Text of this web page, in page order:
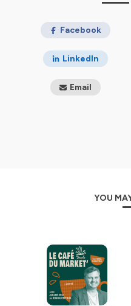
c'est offert par la maison
Tu aimes Marketing
nouveau podcast
Plus d'informations et de
😉
lead gen, relations
marketing, branding,
landing page,
influence marketing, etc.
Hébergé par Ausha. Visitez
Facebook
LinkedIn
Email
YOU